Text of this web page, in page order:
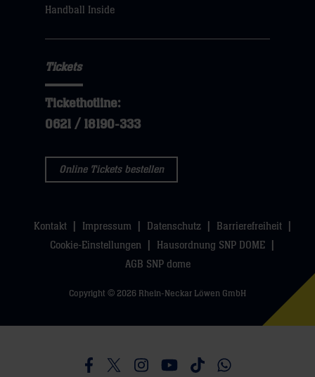
Handball Inside
Tickets
Tickethotline:
0621 / 18190-333
Online Tickets bestellen
Kontakt Impressum Datenschutz
Barrierefreiheit
Cookie-Einstellungen
Hausordnung SNP DOME
AGB SNP dome
Copyright © 2026 Rhein-Neckar Löwen GmbH
Besucht uns auf Facebook
Besucht uns auf Twitter
Besucht uns auf Instagram
Besucht uns auf Youtube
Besucht uns auf
Besucht uns auf